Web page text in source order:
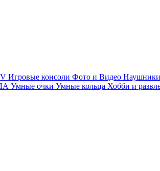
Игровые консоли Фото и Видео Наушники
Умные очки Умные кольца Хобби и